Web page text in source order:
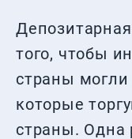
того, чтобы
страны могли
которые
страны. Одна